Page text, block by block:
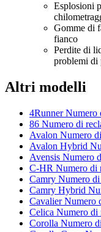
Esplosioni
Gomme di
fianco
Perdite di
problemi di
Altri modelli
4Runner Numero
86 Numero di
Avalon Numero
Avalon Hybrid
Avensis Numero
C-HR Numero di
Camry Numero
Camry Hybrid
Cavalier Numero
Celica Numero di
Corolla Numero